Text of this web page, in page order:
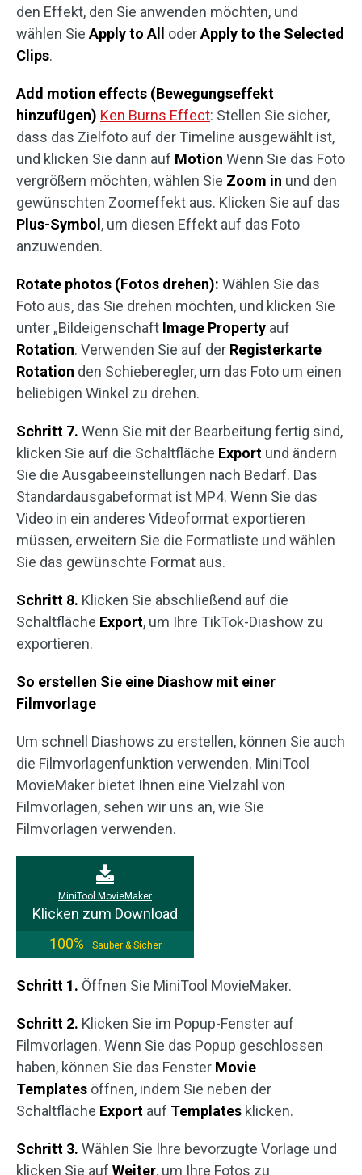
den Effekt, den Sie anwenden möchten, und
wählen SieApply to All oderApply to the Selected
Clips.
Add motion effects (Bewegungseffekt
hinzufügen) Ken Burns Effect: Stellen Sie sicher,
dass das Zielfoto auf der Timeline ausgewählt ist,
und klicken Sie dann auf Motion Wenn Sie das Foto
vergrößern möchten, wählen Sie Zoom in und den
gewünschten Zoomeffekt aus. Klicken Sie auf das
Plus-Symbol , um diesen Effekt auf das Foto
anzuwenden.
Rotate photos (Fotos drehen): Wählen Sie das
Foto aus, das Sie drehen möchten, und klicken Sie
unter „Bildeigenschaft Image Property auf
Rotation. Verwenden Sie auf der Registerkarte
Rotation den Schieberegler, um das Foto um einen
beliebigen Winkel zu drehen.
Schritt 7. Wenn Sie mit der Bearbeitung fertig sind,
klicken Sie auf die Schaltfläche Export und ändern
Sie die Ausgabeeinstellungen nach Bedarf. Das
Standardausgabeformat ist MP4. Wenn Sie das
Video in ein anderes Videoformat exportieren
müssen, erweitern Sie die Formatliste und wählen
Sie das gewünschte Format aus.
Schritt 8. Klicken Sie abschließend auf die
Schaltfläche Export, um Ihre TikTok-Diashow zu
exportieren.
So erstellen Sie eine Diashow mit einer
Filmvorlage
Um schnell Diashows zu erstellen, können Sie auch
die Filmvorlagenfunktion verwenden. MiniTool
MovieMaker bietet Ihnen eine Vielzahl von
Filmvorlagen, sehen wir uns an, wie Sie
Filmvorlagen verwenden.
MiniTool MovieMaker
Klicken zum Download
100%
Sauber & Sicher
Schritt 1. Öffnen Sie MiniTool MovieMaker.
Schritt 2. Klicken Sie im Popup-Fenster auf
Filmvorlagen. Wenn Sie das Popup geschlossen
haben, können Sie das Fenster Movie
Templates öffnen, indem Sie neben der
Schaltfläche Export auf Templates klicken.
Schritt 3. Wählen Sie Ihre bevorzugte Vorlage und
klicken Sie auf Weiter, um Ihre Fotos zu